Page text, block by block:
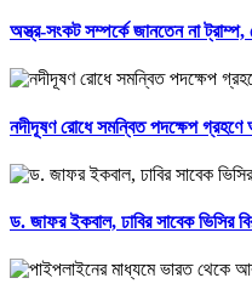
অস্ত্র-সংকট সম্পর্কে জানতেন না ট্রাম্প,
নদীদূষণ রোধে সমন্বিত পদক্ষেপ গ্রহণে
ড. জাফর ইকবাল, ঢাবির সাবেক ভিসির